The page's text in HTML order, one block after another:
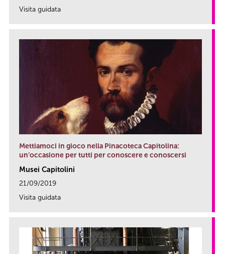
Visita guidata
Mettiamoci in gioco nella Pinacoteca Capitolina:
un’occasione per tutti per conoscere e conoscersi
Musei Capitolini
21/09/2019
Visita guidata